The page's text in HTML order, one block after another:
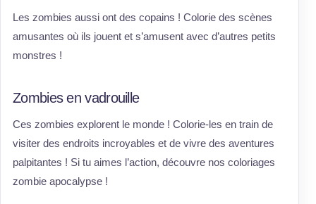
Les zombies aussi ont des copains ! Colorie des scènes
amusantes où ils jouent et s’amusent avec d’autres petits
monstres !
Zombies en vadrouille
Ces zombies explorent le monde ! Colorie-les en train de
visiter des endroits incroyables et de vivre des aventures
palpitantes ! Si tu aimes l’action, découvre nos coloriages
zombie apocalypse !